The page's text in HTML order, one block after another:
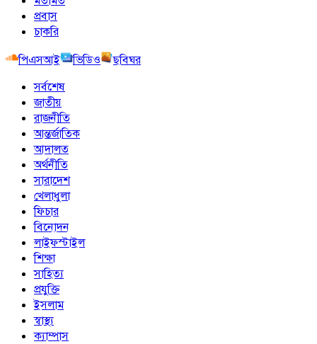
প্রবাস
চাকরি
পিএসআই
ভিডিও
ছবিঘর
সর্বশেষ
জাতীয়
রাজনীতি
আন্তর্জাতিক
আদালত
অর্থনীতি
সারাদেশ
খেলাধুলা
ফিচার
বিনোদন
লাইফস্টাইল
শিক্ষা
সাহিত্য
প্রযুক্তি
ইসলাম
স্বাস্থ্য
ক্যাম্পাস